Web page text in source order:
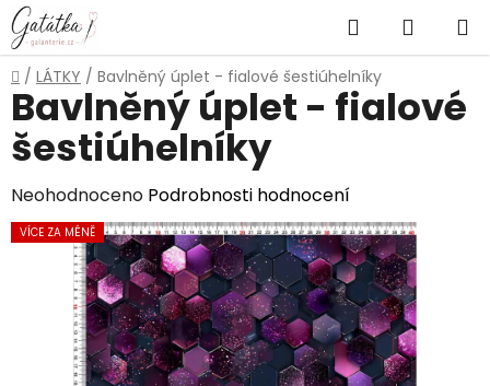
Přejít
na
obsah
Hledat
KOŠÍK
Domů
/ LÁTKY / Bavlněný úplet - fialové šestiúhelníky
Bavlněný úplet - fialové
šestiúhelníky
Průměrné
hodnocení
produktu
Neohodnoceno Podrobnosti hodnocení
VÍCE ZA MÉNĚ